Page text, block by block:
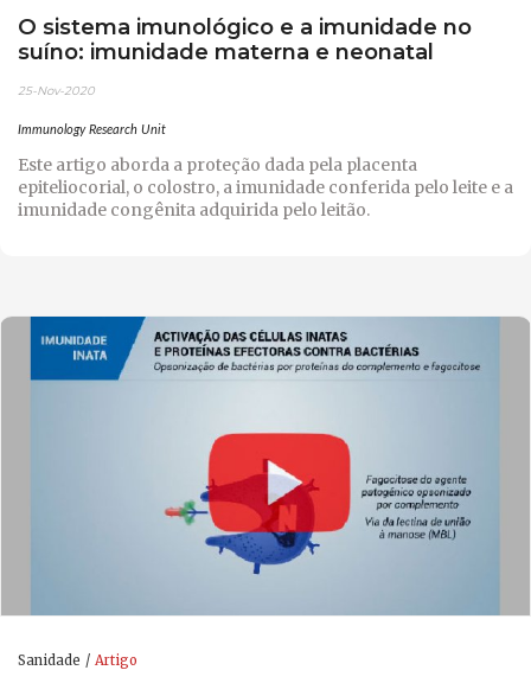
O sistema imunológico e a imunidade no
suíno: imunidade materna e neonatal
25-Nov-2020
Immunology Research Unit
Este artigo aborda a proteção dada pela placenta
epiteliocorial, o colostro, a imunidade conferida pelo leite e a
imunidade congênita adquirida pelo leitão.
Sanidade Artigo